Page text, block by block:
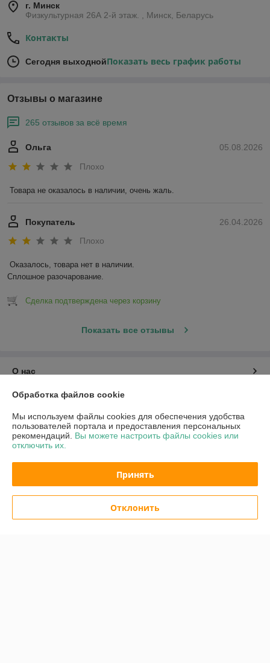
г. Минск
Физкультурная 26А 2-й этаж. , Минск, Беларусь
Контакты
Сегодня выходнойПоказать весь график работы
Отзывы о магазине
265 отзывов за всё время
05.08.2026
Ольга
Плохо
Товара не оказалось в наличии, очень жаль.
26.04.2026
Покупатель
Плохо
Оказалось, товара нет в наличии.
Сплошное разочарование.
Сделка подтверждена через корзину
Показать все отзывы
О нас
Контакты
Доставка и оплата
Полная версия сайта
Политика обработки cookies
Обработка файлов cookie
Мы используем файлы cookies для обеспечения удобства
пользователей портала и предоставления персональных
рекомендаций. Вы можете настроить файлы cookies или
отключить их.
Принять
Отклонить